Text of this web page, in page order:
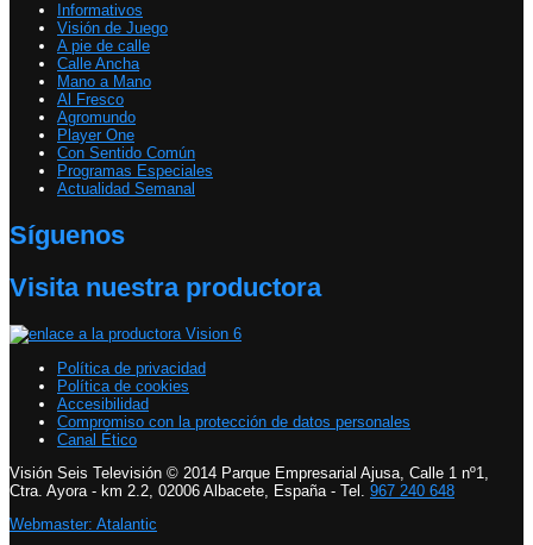
Informativos
Visión de Juego
A pie de calle
Calle Ancha
Mano a Mano
Al Fresco
Agromundo
Player One
Con Sentido Común
Programas Especiales
Actualidad Semanal
Síguenos
Visita nuestra productora
Política de privacidad
Política de cookies
Accesibilidad
Compromiso con la protección de datos personales
Canal Ético
Visión Seis Televisión © 2014 Parque Empresarial Ajusa, Calle 1 nº1,
Ctra. Ayora - km 2.2, 02006 Albacete, España - Tel. 967 240 648
Webmaster: Atalantic